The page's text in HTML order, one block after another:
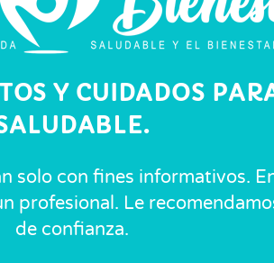
Y CUIDADOS
solo con fines informativos.
profesional. Le
de confianza.